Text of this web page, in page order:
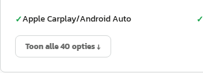
✓Apple Carplay/Android Auto ✓
Toon alle 40 opties ↓